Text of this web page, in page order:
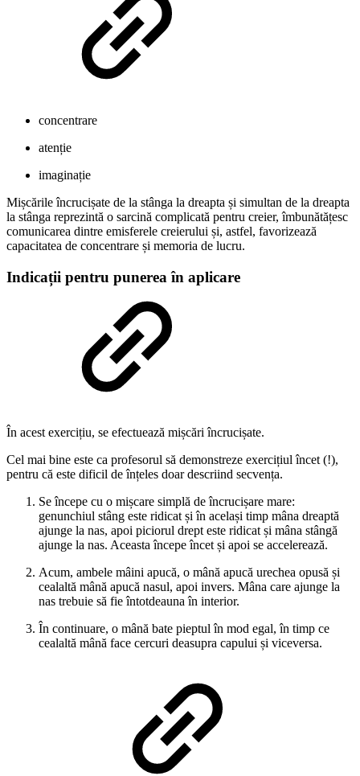
concentrare
atenție
imaginație
Mișcările încrucișate de la stânga la dreapta și simultan de la dreapta
la stânga reprezintă o sarcină complicată pentru creier, îmbunătățesc
comunicarea dintre emisferele creierului și, astfel, favorizează
capacitatea de concentrare și memoria de lucru.
Indicații pentru punerea în aplicare
În acest exercițiu, se efectuează mișcări încrucișate.
Cel mai bine este ca profesorul să demonstreze exercițiul încet (!),
pentru că este dificil de înțeles doar descriind secvența.
Se începe cu o mișcare simplă de încrucișare mare:
genunchiul stâng este ridicat și în același timp mâna dreaptă
ajunge la nas, apoi piciorul drept este ridicat și mâna stângă
ajunge la nas. Aceasta începe încet și apoi se accelerează.
Acum, ambele mâini apucă, o mână apucă urechea opusă și
cealaltă mână apucă nasul, apoi invers. Mâna care ajunge la
nas trebuie să fie întotdeauna în interior.
În continuare, o mână bate pieptul în mod egal, în timp ce
cealaltă mână face cercuri deasupra capului și viceversa.